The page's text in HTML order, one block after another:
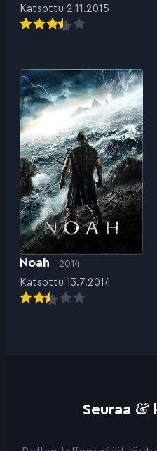
Katsottu 2.11.2015
Noah 2014
Katsottu 13.7.2014
Seuraa &